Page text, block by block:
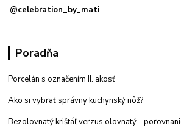
@celebration_by_mati
Poradňa
Porcelán s označením II. akosť
Ako si vybrať správny kuchynský nôž?
Bezolovnatý krištáľ verzus olovnatý -